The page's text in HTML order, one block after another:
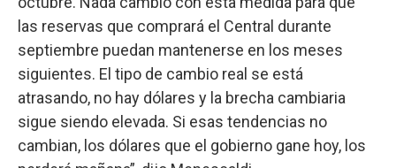
las reservas que comprará el Central durante
septiembre puedan mantenerse en los meses
siguientes. El tipo de cambio real se está
atrasando, no hay dólares y la brecha cambiaria
sigue siendo elevada. Si esas tendencias no
cambian, los dólares que el gobierno gane hoy, los